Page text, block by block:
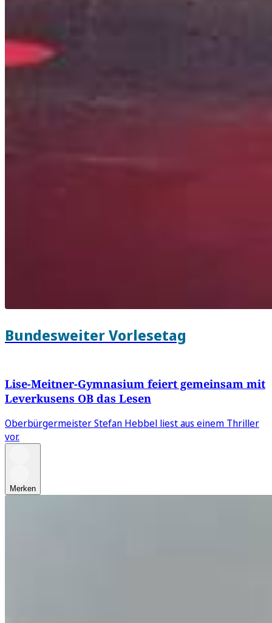
Bundesweiter Vorlesetag
Lise-Meitner-Gymnasium feiert gemeinsam mit
Leverkusens OB das Lesen
Oberbürgermeister Stefan Hebbel liest aus einem Thriller
vor.
Merken